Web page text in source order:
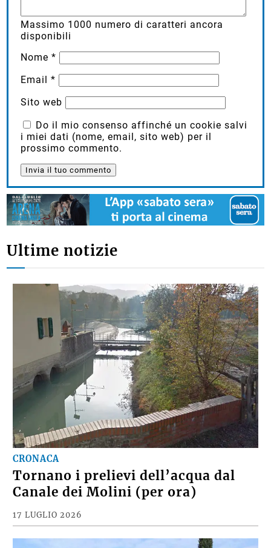
Massimo 1000 numero di caratteri ancora
disponibili
Nome*
Email*
Sito web
Do il mio consenso affinché un cookie salvi
i miei dati (nome, email, sito web) per il
prossimo commento.
Ultime notizie
CRONACA
Tornano i prelievi dell’acqua dal
Canale dei Molini (per ora)
17 LUGLIO 2026